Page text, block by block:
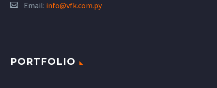
Email: info@vfk.com.py
PORTFOLIO